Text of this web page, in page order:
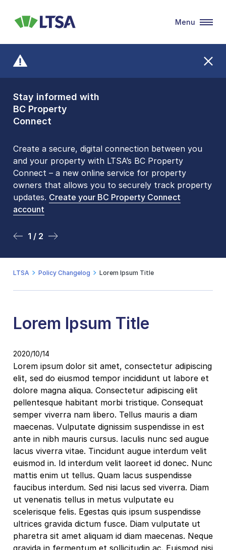
Stay informed with
BC Property
Connect
Create a secure, digital connection between you
and your property with LTSA’s BC Property
Connect – a new online service for property
owners that allows you to securely track property
updates. Create your BC Property Connect
account
1 / 2
Front Counters
Open By
Appointment Only
Please be aware that LTSA’s Land Title Office front
counters are open 9 am – 3 pm, Monday to Friday
by appointment only. Many common transactions
arenow available online. To book an in-person
visit, contact
2 / 2
LTSA
Menu
LTSA Policy Changelog Lorem Ipsum Title
Lorem Ipsum Title
2020/10/14
Lorem ipsum dolor sit amet, consectetur adipiscing
elit, sed do eiusmod tempor incididunt ut labore et
dolore magna aliqua. Consectetur adipiscing elit
pellentesque habitant morbi tristique. Consequat
semper viverra nam libero. Tellus mauris a diam
maecenas. Vulputate dignissim suspendisse in est
ante in nibh mauris cursus. Iaculis nunc sed augue
lacus viverra vitae. Tincidunt augue interdum velit
euismod in. Id interdum velit laoreet id donec. Nunc
mattis enim ut tellus. Quam lacus suspendisse
faucibus interdum. Sed nisi lacus sed viverra. Diam
ut venenatis tellus in metus vulputate eu
scelerisque felis. Egestas quis ipsum suspendisse
ultrices gravida dictum fusce. Diam vulputate ut
pharetra sit amet aliquam id diam maecenas. Neque
gravida in fermentum et sollicitudin ac. Euismod nisi